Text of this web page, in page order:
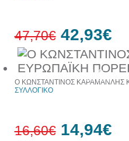
10%
έκπτωση
47,70€ 42,93€
Ο ΚΩΝΣΤΑΝΤΙΝΟΣ ΚΑΡΑΜΑΝΛΗΣ
ΣΥΛΛΟΓΙΚΟ
16,60€ 14,94€